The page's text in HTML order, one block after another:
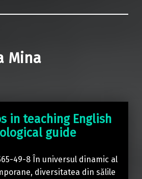
Mina
in teaching English
guide
49-8 În universul dinamic al
diversitatea din sălile